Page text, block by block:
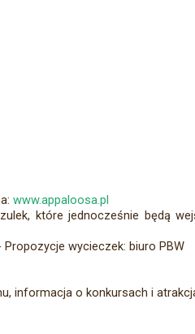
www.appaloosa.pl
które jednocześnie będą
wycieczek: biuro PBW
informacja o konkursach i